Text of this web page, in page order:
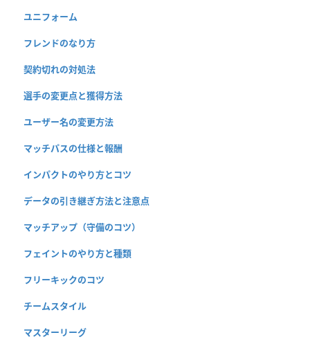
ユニフォーム
フレンドのなり方
契約切れの対処法
選手の変更点と獲得方法
ユーザー名の変更方法
マッチパスの仕様と報酬
インパクトのやり方とコツ
データの引き継ぎ方法と注意点
マッチアップ（守備のコツ）
フェイントのやり方と種類
フリーキックのコツ
チームスタイル
マスターリーグ